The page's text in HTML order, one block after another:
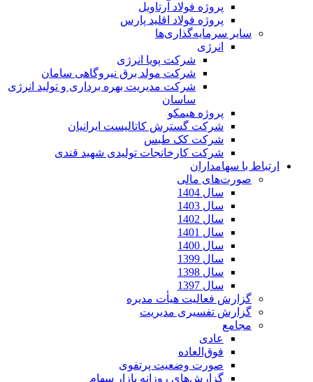
پروژه فولاد آرتاویل
پروژه فولاد اقلید پارس
سایر سرمایه‌گذاری‌ها
انرژی
شرکت پویا انرژی
شرکت مولد برق نیروگاهی سامان
شرکت مدیریت بهره برداری و تولید انرژی
ساسان
پروژه هیمکو
شرکت گسترش کاتالیست ایرانیان
شرکت کک طبس
شرکت کارخانجات تولیدی شهید قندی
ارتباط با سهامداران
صورت‌های مالی
سال 1404
سال 1403
سال 1402
سال 1401
سال 1400
سال 1399
سال 1398
سال 1397
گزارش فعالیت هیأت مدیره
گزارش تفسیری مدیریت
مجامع
عادی
فوق‌العاده
صورت وضعیت پرتفوی
گزارش‌های روزانه بازار سهام